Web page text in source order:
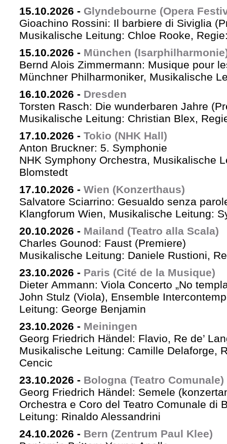
15.10.2026 - Glyndebourne (Opera
Gioachino Rossini: Il barbiere di Siviglia
Musikalische Leitung: Chloe Rooke,
15.10.2026 - München
Bernd Alois Zimmermann: Musique pour
Münchner Philharmoniker, Musikalische
16.10.2026 - Dresden
Torsten Rasch: Die wunderbaren Jahre
Musikalische Leitung: Christian Blex,
17.10.2026 - Tokio (NHK Hall)
Anton Bruckner: 5. Symphonie
NHK Symphony Orchestra, Musikalische
Blomstedt
17.10.2026 - Wien (Konzerthaus)
Salvatore Sciarrino: Gesualdo senza
Klangforum Wien, Musikalische Leitung:
20.10.2026 - Mailand (Teatro alla Scala)
Charles Gounod: Faust (Premiere)
Musikalische Leitung: Daniele Rustioni,
23.10.2026 - Paris (Cité de la Musique)
Dieter Ammann: Viola Concerto „No
John Stulz (Viola), Ensemble
Leitung: George Benjamin
23.10.2026 - Meiningen
Georg Friedrich Händel: Flavio, Re de’
Musikalische Leitung: Camille Delaforge,
Cencic
23.10.2026 - Bologna (Teatro Comunale)
Georg Friedrich Händel: Semele
Orchestra e Coro del Teatro Comunale di
Leitung: Rinaldo Alessandrini
24.10.2026 - Bern (Zentrum Paul Klee)